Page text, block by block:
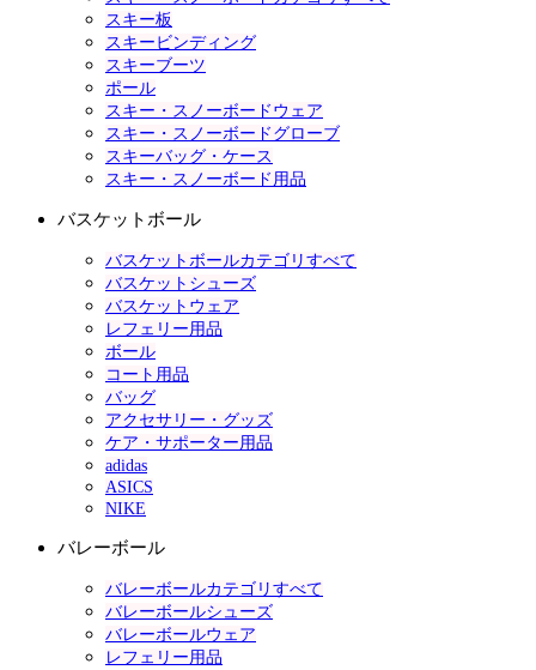
スキー板
スキービンディング
スキーブーツ
ポール
スキー・スノーボードウェア
スキー・スノーボードグローブ
スキーバッグ・ケース
スキー・スノーボード用品
バスケットボール
バスケットボールカテゴリすべて
バスケットシューズ
バスケットウェア
レフェリー用品
ボール
コート用品
バッグ
アクセサリー・グッズ
ケア・サポーター用品
adidas
ASICS
NIKE
バレーボール
バレーボールカテゴリすべて
バレーボールシューズ
バレーボールウェア
レフェリー用品